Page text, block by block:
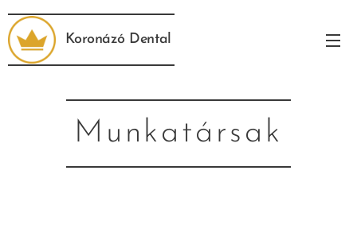
Koronázó Dental
Munkatársak